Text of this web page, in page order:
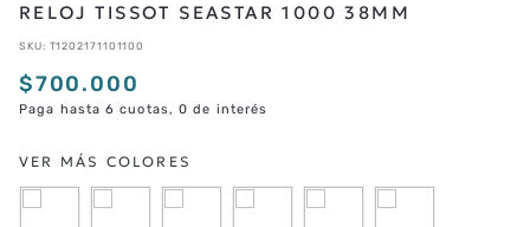
RELOJ TISSOT SEASTAR 1000 38MM
SKU: T1202171101100
$700.000
Paga hasta 6 cuotas, 0 de interés